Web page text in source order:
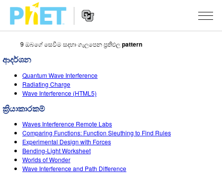
PhET
වෙබ්
අඩවිය
සොයන්න
Website
Navigation
අනුහුරුකරණ
All Sims
භොතික විද්‍යාව
ගණිතය
රසායන විද්‍යාව
භූගෝල විද්‍යාව
STUDIO
About Studio
Customizable Sims
Start a Free Trial
Purchase a License
TEACHING
ක්‍රියාකාරකම් සෙවීම
ඔබගේ ක්‍රියාකාරකම් බෙදාගන්න
Activity Contribution Guidelines
පර්යේෂණ
INITIATIVES
Inclusive Design
පුරන්න / ලියාපදිංචි වන්න
9 ඔබගේ සෙවීම සදහා ගැලපෙන ප්‍රතිඵලpattern
ආදර්ශන
Quantum Wave Interference
Radiating Charge
Wave Interference (HTML5)
ක්‍රියාකාරකම්
Waves Interference Remote Labs
Comparing Functions: Function Sleuthing to Find Rules
Experimental Design with Forces
Bending-Light Worksheet
Worlds of Wonder
Wave Interference and Path Difference